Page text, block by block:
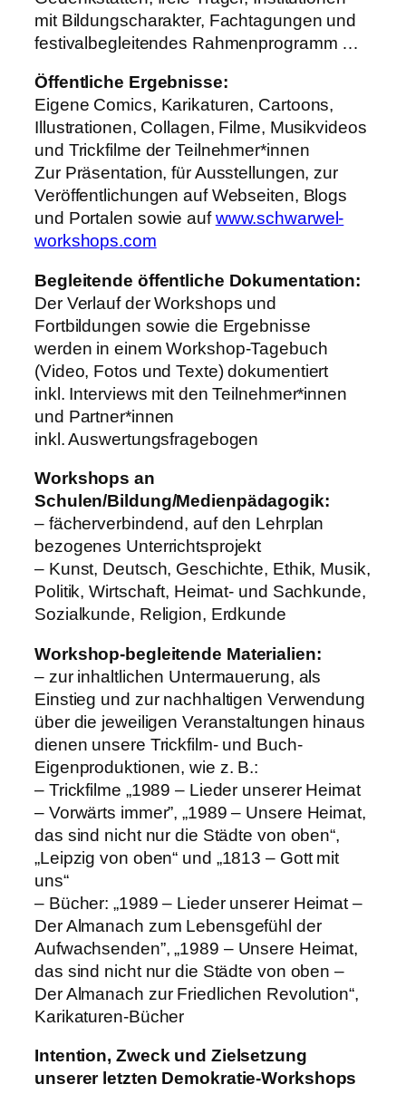
mit Bildungscharakter, Fachtagungen und
festivalbegleitendes Rahmenprogramm …
Öffentliche Ergebnisse:
Eigene Comics, Karikaturen, Cartoons,
Illustrationen, Collagen, Filme, Musikvideos
und Trickfilme der Teilnehmer*innen
Zur Präsentation, für Ausstellungen, zur
Veröffentlichungen auf Webseiten, Blogs
und Portalen sowie aufwww.schwarwel-
workshops.com
Begleitende öffentliche Dokumentation:
Der Verlauf der Workshops und
Fortbildungen sowie die Ergebnisse
werden in einem Workshop-Tagebuch
(Video, Fotos und Texte) dokumentiert
inkl. Interviews mit den Teilnehmer*innen
und Partner*innen
inkl. Auswertungsfragebogen
Workshops an
Schulen/Bildung/Medienpädagogik:
– fächerverbindend, auf den Lehrplan
bezogenes Unterrichtsprojekt
– Kunst, Deutsch, Geschichte, Ethik, Musik,
Politik, Wirtschaft, Heimat- und Sachkunde,
Sozialkunde, Religion, Erdkunde
Workshop-begleitende Materialien:
– zur inhaltlichen Untermauerung, als
Einstieg und zur nachhaltigen Verwendung
über die jeweiligen Veranstaltungen hinaus
dienen unsere Trickfilm- und Buch-
Eigenproduktionen, wie z. B.:
– Trickfilme „1989 – Lieder unserer Heimat
– Vorwärts immer”, „1989 – Unsere Heimat,
das sind nicht nur die Städte von oben“,
„Leipzig von oben“ und „1813 – Gott mit
uns“
– Bücher: „1989 – Lieder unserer Heimat –
Der Almanach zum Lebensgefühl der
Aufwachsenden”, „1989 – Unsere Heimat,
das sind nicht nur die Städte von oben –
Der Almanach zur Friedlichen Revolution“,
Karikaturen-Bücher
Intention, Zweck und Zielsetzung
unserer letzten Demokratie-Workshops